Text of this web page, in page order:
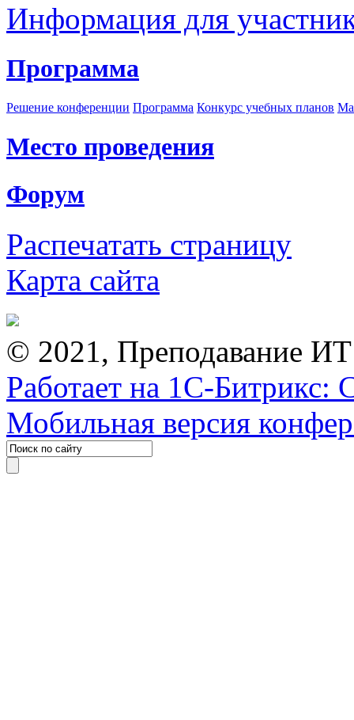
Информация для
Программа
Решение конференции Программа Конкурс учебных планов
Место проведения
Форум
Распечатать страницу
Карта сайта
© 2021, Преподавание
Работает на 1С-Битрикс:
Мобильная версия